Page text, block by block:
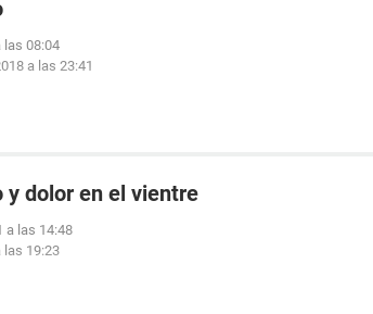
las 08:04
a las 23:41
y dolor en el vientre
a las 14:48
las 19:23